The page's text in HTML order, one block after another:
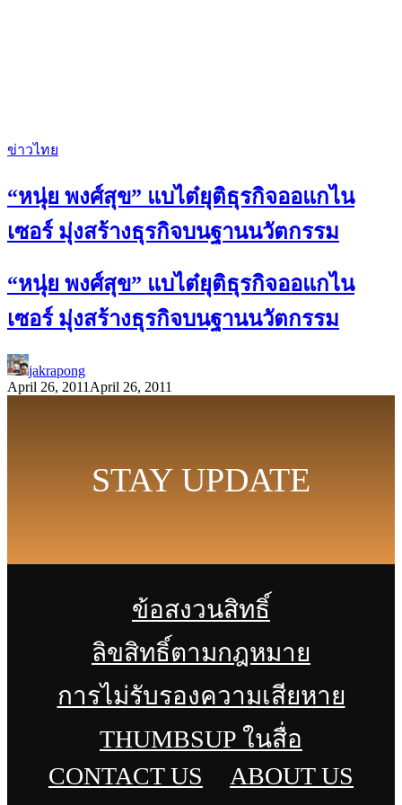
ข่าวไทย
“หนุ่ย พงศ์สุข” แบไต๋ยุติธุรกิจออแกไน
เซอร์ มุ่งสร้างธุรกิจบนฐานนวัตกรรม
“หนุ่ย พงศ์สุข” แบไต๋ยุติธุรกิจออแกไน
เซอร์ มุ่งสร้างธุรกิจบนฐานนวัตกรรม
jakrapong
April 26, 2011 April 26, 2011
STAY UPDATE
ข้อสงวนสิทธิ์
ลิขสิทธิ์ตามกฎหมาย
การไม่รับรองความเสียหาย
THUMBSUP ในสื่อ
CONTACT US
ABOUT US